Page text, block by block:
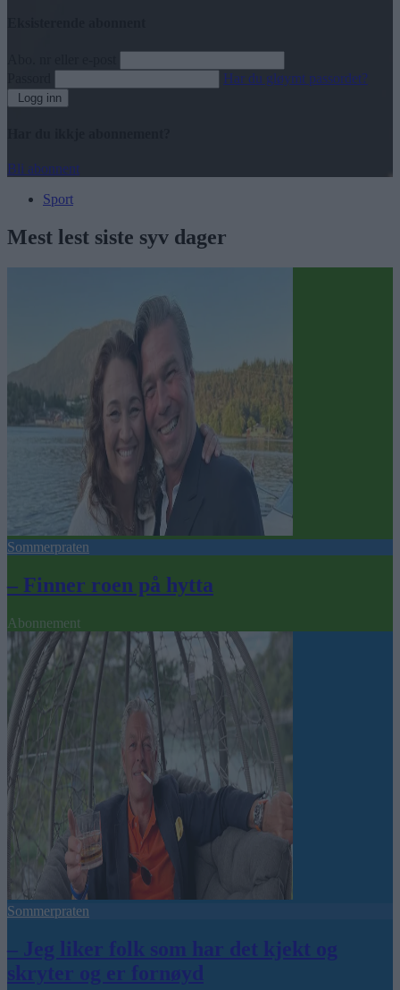
Har du gløymt passordet?
Logg inn
Bli abonnent
Sport
Mest lest siste syv dager
Sommerpraten
– Finner roen på hytta
Abonnement
Sommerpraten
– Jeg liker folk som har det kjekt og
skryter og er fornøyd